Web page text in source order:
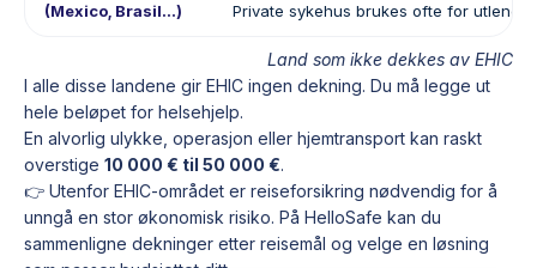
(Mexico, Brasil…)
Private sykehus brukes ofte for
Land som ikke dekkes av EHIC
I alle disse landene gir EHIC ingen dekning. Du må legge ut
hele beløpet for helsehjelp.
En alvorlig ulykke, operasjon eller hjemtransport kan raskt
overstige 10 000 € til 50 000 €.
👉 Utenfor EHIC-området er reiseforsikring nødvendig for å
unngå en stor økonomisk risiko. På HelloSafe kan du
sammenligne dekninger etter reisemål og velge en løsning